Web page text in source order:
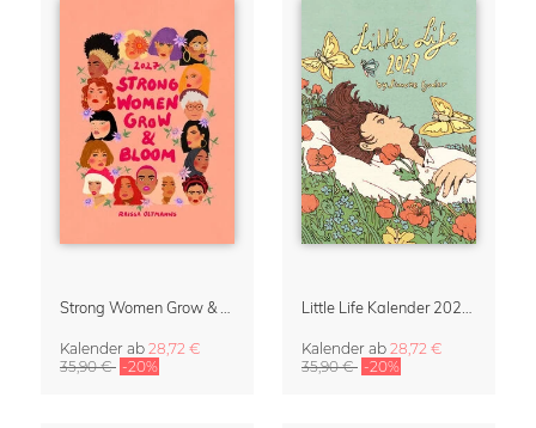
Kalender ab 28,72 €
35,90 € -20%
Kalender ab 28,72 €
35,90 € -20%